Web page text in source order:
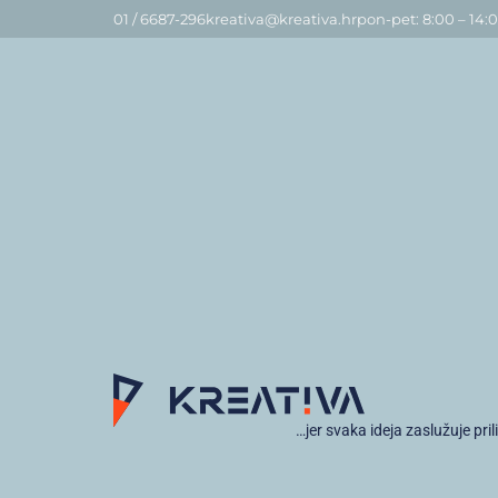
01 / 6687-296kreativa@kreativa.hrpon-pet: 8:00 –
…jer svaka ideja zaslužuje